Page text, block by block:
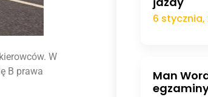
W
B prawa
6 stycznia,
Man